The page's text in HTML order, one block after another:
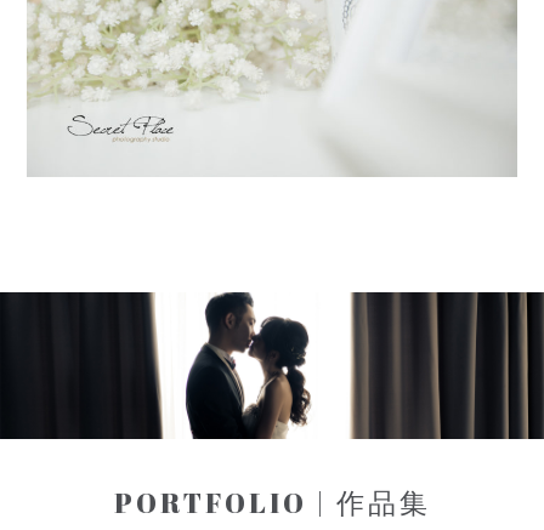
PORTFOLIO | 作品集